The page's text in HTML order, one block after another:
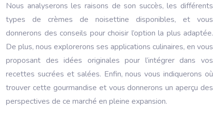
Nous analyserons les raisons de son succès, les différents
types de crèmes de noisettine disponibles, et vous
donnerons des conseils pour choisir l’option la plus adaptée.
De plus, nous explorerons ses applications culinaires, en vous
proposant des idées originales pour l’intégrer dans vos
recettes sucrées et salées. Enfin, nous vous indiquerons où
trouver cette gourmandise et vous donnerons un aperçu des
perspectives de ce marché en pleine expansion.